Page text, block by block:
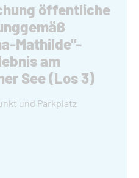
öffentliche
Mathilde"-
am
See (Los 3)
und Parkplatz